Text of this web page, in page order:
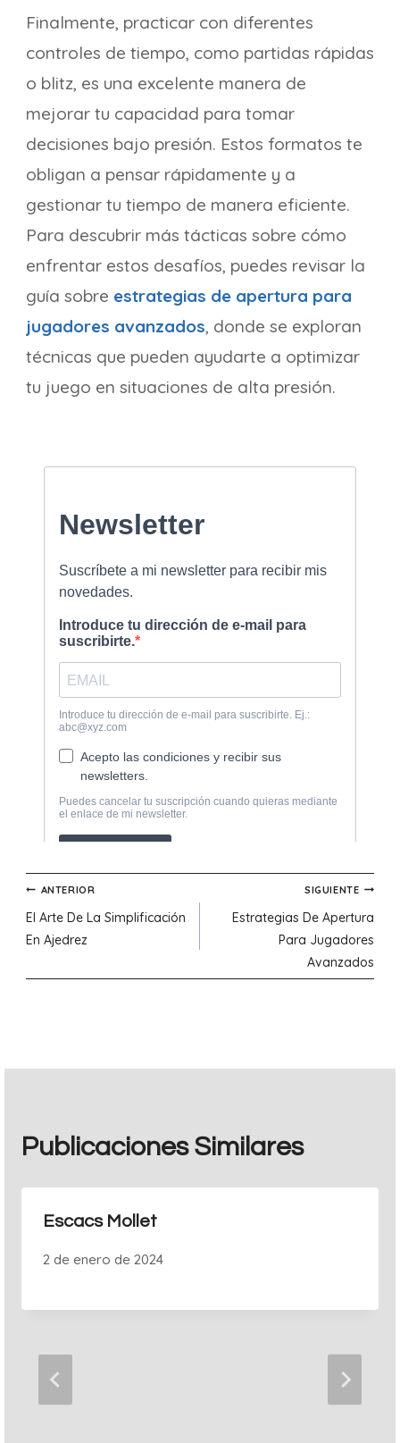
Finalmente, practicar con diferentes
controles de tiempo, como partidas rápidas
o blitz, es una excelente manera de
mejorar tu capacidad para tomar
decisiones bajo presión. Estos formatos te
obligan a pensar rápidamente y a
gestionar tu tiempo de manera eficiente.
Para descubrir más tácticas sobre cómo
enfrentar estos desafíos, puedes revisar la
guía sobre estrategias de apertura para
jugadores avanzados, donde se exploran
técnicas que pueden ayudarte a optimizar
tu juego en situaciones de alta presión.
Navegación
de
ANTERIOR
El Arte De La Simplificación
En Ajedrez
SIGUIENTE
Estrategias De Apertura
Para Jugadores
Avanzados
Publicaciones Similares
Escacs Mollet
2 de enero de 2024